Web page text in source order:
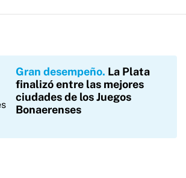
Gran desempeño La Plata
finalizó entre las mejores
ciudades de los Juegos
Bonaerenses